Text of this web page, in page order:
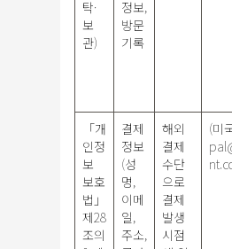
탁·
보
관)
정보,
방문
기록
「개
인정
보
보호
법」
제28
조의
결제
정보
(성
명,
이메
일,
주소,
해외
결제
수단
으로
결제
발생
시점
(미